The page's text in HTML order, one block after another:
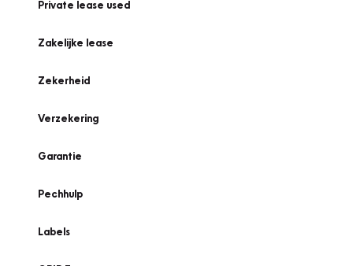
Private lease used
Zakelijke lease
Zekerheid
Verzekering
Garantie
Pechhulp
Labels